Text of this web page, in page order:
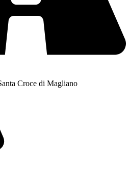
Croce di Magliano